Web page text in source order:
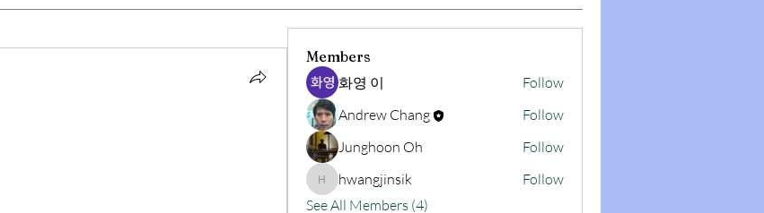
Members
화영 이
Follow
Andrew Chang
Follow
Junghoon Oh
Follow
hwangjinsik
hwangjinsik
Follow
See All Members (4)